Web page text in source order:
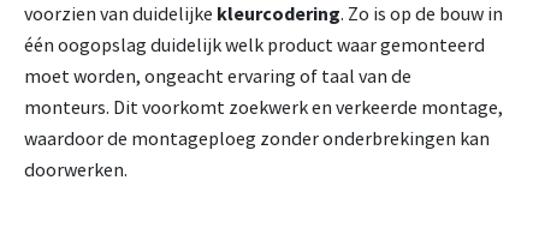
voorzien van duidelijke kleurcodering. Zo is op de bouw in
één oogopslag duidelijk welk product waar gemonteerd
moet worden, ongeacht ervaring of taal van de
monteurs. Dit voorkomt zoekwerk en verkeerde montage,
waardoor de montageploeg zonder onderbrekingen kan
doorwerken.